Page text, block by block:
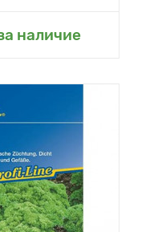
наличие